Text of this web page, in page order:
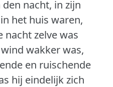
nacht, in zijn
het huis waren,
nacht zelve was
wakker was,
en ruischende
hij eindelijk zich